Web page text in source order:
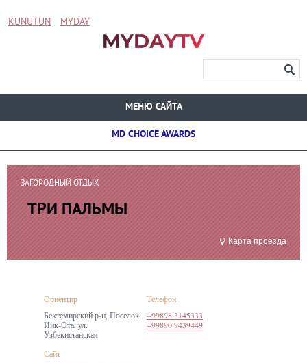
KUNUTUN MYDAY
МЕНЮ САЙТА
MD CHOICE AWARDS
ЗАГОРОДНЫЙ ОТДЫХ
ТРИ ПАЛЬМЫ
Карта проезда
Ориентир
Бектемирский р-н, Поселок
Ийк-Ота, ул.
Узбекистанская
Телефон
+99898 3145333
+99890 9439449
Сайт